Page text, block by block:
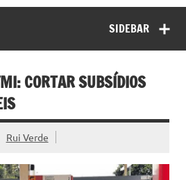
SIDEBAR
CORTAR SUBSÍDIOS
Rui Verde